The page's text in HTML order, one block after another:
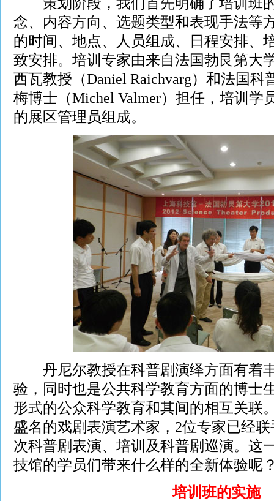
念、内容方向、选题类型和表现手法等
的时间、地点、人员组成、日程安排、
致安排。培训专家由来自法国勃艮第大
西瓦教授（Daniel Raichvarg）和法国科
梅博士（Michel Valmer）担任，培训学
的展区管理员组成。
丹尼尔教授在科普剧演绎方面有着
验，同时也是公共科学教育方面的博士
形式的公众科学教育和其间的相互关联
盛名的戏剧表演艺术家，2位专家已经
次科普剧表演、培训及科普剧巡演。这
技馆的学员们带来什么样的全新体验呢
培训班的实施